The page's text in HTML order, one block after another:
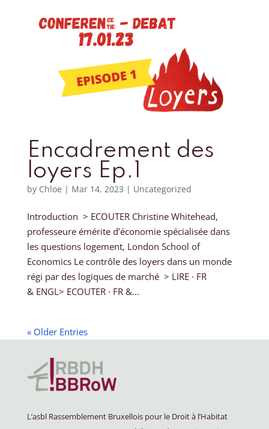
Encadrement des
loyers Ep.1
by Chloe | Mar 14, 2023 | Uncategorized
Introduction > ECOUTER Christine Whitehead,
professeure émérite d’économie spécialisée dans
les questions logement, London School of
Economics Le contrôle des loyers dans un monde
régi par des logiques de marché > LIRE · FR
& ENGL> ECOUTER · FR &...
« Older Entries
L’asbl Rassemblement Bruxellois pour le Droit à l’Habitat